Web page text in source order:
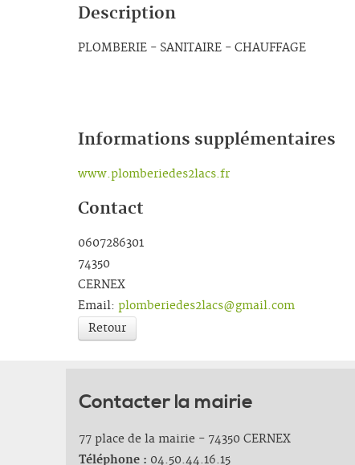
Description
PLOMBERIE - SANITAIRE - CHAUFFAGE
Informations supplémentaires
www.plomberiedes2lacs.fr
Contact
0607286301
74350
CERNEX
Email: plomberiedes2lacs@gmail.com
Retour
Contacter la mairie
77 place de la mairie - 74350 CERNEX
Téléphone : 04.50.44.16.15